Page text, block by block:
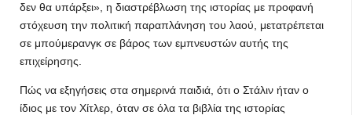
δεν θα υπάρξει», η διαστρέβλωση της ιστορίας με προφανή
στόχευση την πολιτική παραπλάνηση του λαού, μετατρέπεται
σε μπούμερανγκ σε βάρος των εμπνευστών αυτής της
επιχείρησης.
Πώς να εξηγήσεις στα σημερινά παιδιά, ότι ο Στάλιν ήταν ο
ίδιος με τον Χίτλερ, όταν σε όλα τα βιβλία της ιστορίας